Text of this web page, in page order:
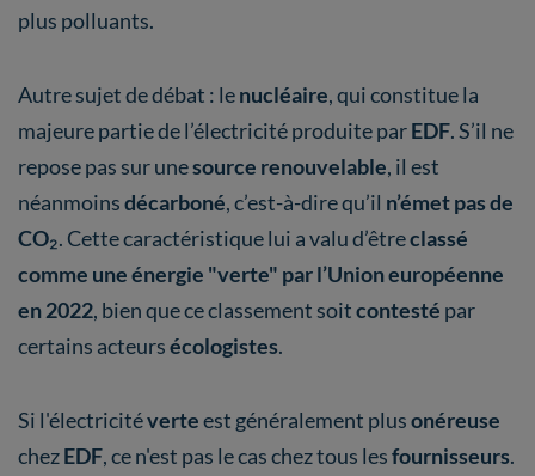
plus polluants.
Autre sujet de débat : lenucléaire, qui constitue la
majeure partie de l’électricité produite parEDF. S’il ne
repose pas sur unesource renouvelable, il est
néanmoinsdécarboné, c’est-à-dire qu’il n’émet pas de
CO₂. Cette caractéristique lui a valu d’êtreclassé
comme une énergie "verte" par l’Union européenne
en 2022, bien que ce classement soitcontesté par
certains acteursécologistes.
Si l'électricitéverteest généralement plusonéreuse
chezEDF, ce n'est pas le cas chez tous lesfournisseurs.